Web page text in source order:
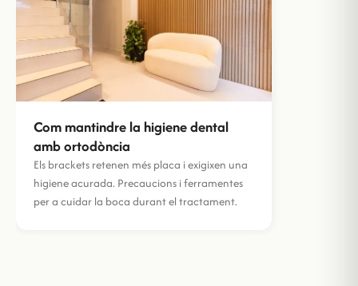
Com mantindre la higiene dental
amb ortodòncia
Els brackets retenen més placa i exigixen una
higiene acurada. Precaucions i ferramentes
per a cuidar la boca durant el tractament.